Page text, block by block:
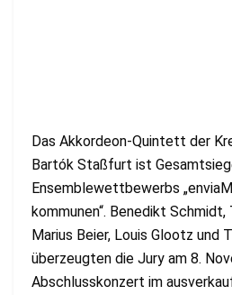
Das Akkordeon-Quintett der
Bartók Staßfurt ist
Ensemblewettbewerbs
kommunen“. Benedikt Schmidt,
Marius Beier, Louis Glootz und
überzeugten die Jury am 8.
Abschlusskonzert im